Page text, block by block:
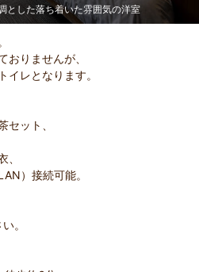
とした落ち着いた雰囲気の洋室
おりませんが、
イレとなります。
セット、
、
）接続可能。
。
ンを基調とした落ち着いた雰